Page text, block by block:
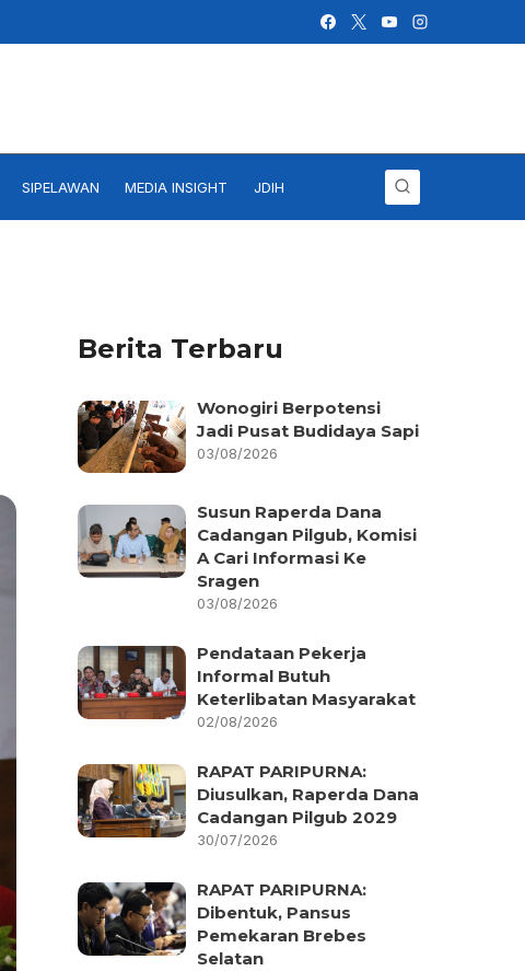
SIPELAWAN MEDIA INSIGHT JDIH
Berita Terbaru
Wonogiri Berpotensi
Jadi Pusat Budidaya Sapi
03/08/2026
Susun Raperda Dana
Cadangan Pilgub, Komisi
A Cari Informasi Ke
Sragen
03/08/2026
Pendataan Pekerja
Informal Butuh
Keterlibatan Masyarakat
02/08/2026
RAPAT PARIPURNA:
Diusulkan, Raperda Dana
Cadangan Pilgub 2029
30/07/2026
RAPAT PARIPURNA:
Dibentuk, Pansus
Pemekaran Brebes
Selatan